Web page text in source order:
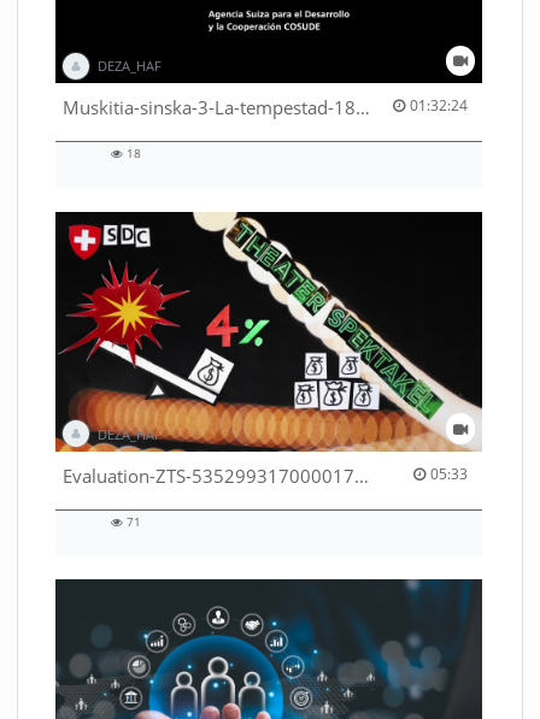
DEZA_HAF
Muskitia-sinska-3-La-tempestad-18-9-2018-53530245080001791 01:32:24
01:32:24 duration
18
DEZA_HAF
Evaluation-ZTS-53529931700001791 05:33
05:33 duration
71